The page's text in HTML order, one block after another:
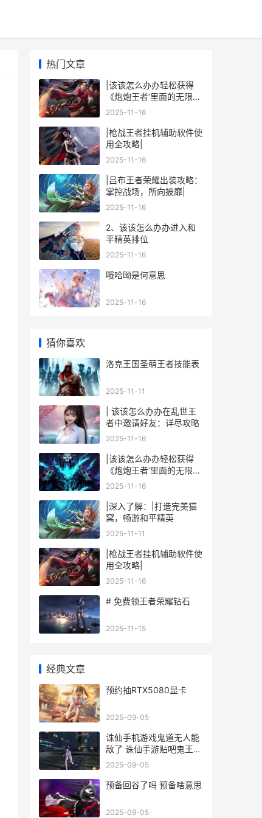
热门文章
|该该怎么办办轻松获得
《炮炮王者’里面的无限金
币和星星|
2025-11-16
|枪战王者挂机辅助软件使
用全攻略|
2025-11-16
|吕布王者荣耀出装攻略：
掌控战场，所向披靡|
2025-11-16
2、该该怎么办办进入和
平精英排位
2025-11-16
哦哈呦是何意思
2025-11-16
猜你喜欢
洛克王国圣萌王者技能表
2025-11-11
| 该该怎么办办在乱世王
者中邀请好友：详尽攻略
2025-11-16
|该该怎么办办轻松获得
《炮炮王者’里面的无限金
币和星星|
2025-11-16
|深入了解：|打造完美猫
窝，畅游和平精英
2025-11-11
|枪战王者挂机辅助软件使
用全攻略|
2025-11-16
# 免费领王者荣耀钻石
2025-11-15
经典文章
预约抽RTX5080显卡
2025-09-05
诛仙手机游戏鬼道无人能
敌了 诛仙手游贴吧鬼王最
新
2025-09-05
预备回谷了吗 预备啥意思
2025-09-05